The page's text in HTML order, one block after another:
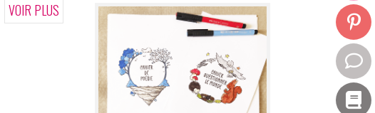
VOIR PLUS